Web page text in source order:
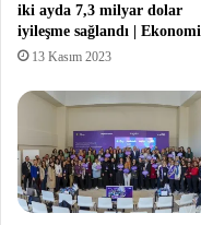
iki ayda 7,3 milyar dolar
iyileşme sağlandı | Ekonomi
13 Kasım 2023